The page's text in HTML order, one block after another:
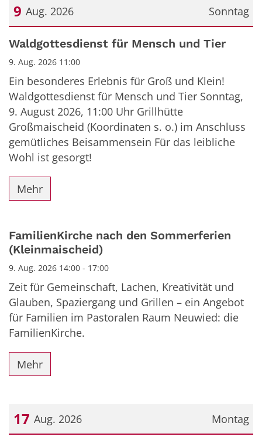
Sonntag
9 Aug. 2026
Datum: 9. August 2026
Waldgottesdienst für Mensch und Tier
9. Aug. 2026 11:00
Ein besonderes Erlebnis für Groß und Klein!
Waldgottesdienst für Mensch und Tier Sonntag,
9. August 2026, 11:00 Uhr Grillhütte
Großmaischeid (Koordinaten s. o.) im Anschluss
gemütliches Beisammensein Für das leibliche
Wohl ist gesorgt!
Mehr
FamilienKirche nach den Sommerferien
(Kleinmaischeid)
9. Aug. 2026 14:00 - 17:00
Zeit für Gemeinschaft, Lachen, Kreativität und
Glauben, Spaziergang und Grillen – ein Angebot
für Familien im Pastoralen Raum Neuwied: die
FamilienKirche.
Mehr
Montag
17 Aug. 2026